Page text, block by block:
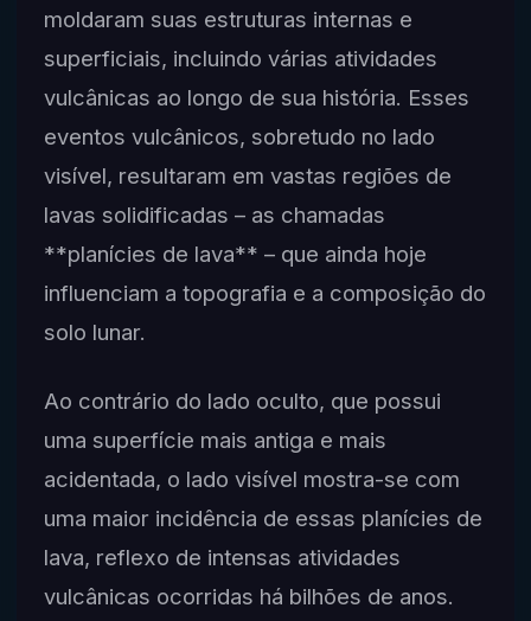
moldaram suas estruturas internas e
superficiais, incluindo várias atividades
vulcânicas ao longo de sua história. Esses
eventos vulcânicos, sobretudo no lado
visível, resultaram em vastas regiões de
lavas solidificadas – as chamadas
**planícies de lava** – que ainda hoje
influenciam a topografia e a composição do
solo lunar.
Ao contrário do lado oculto, que possui
uma superfície mais antiga e mais
acidentada, o lado visível mostra-se com
uma maior incidência de essas planícies de
lava, reflexo de intensas atividades
vulcânicas ocorridas há bilhões de anos.